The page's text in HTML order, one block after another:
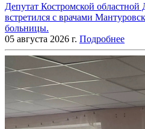
Депутат Костромской
встретился с врачами
больницы.
05 августа 2026 г. Подробнее